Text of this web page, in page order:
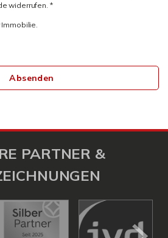
widerrufen. *
Immobilie.
Absenden
PARTNER &